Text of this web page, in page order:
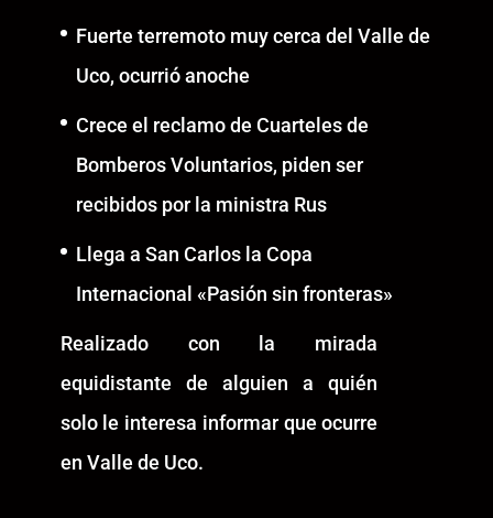
Fuerte terremoto muy cerca del Valle de
Uco, ocurrió anoche
Crece el reclamo de Cuarteles de
Bomberos Voluntarios, piden ser
recibidos por la ministra Rus
Llega a San Carlos la Copa
Internacional «Pasión sin fronteras»
Realizado con la mirada
equidistante de alguien a quién
solo le interesa informar que ocurre
en Valle de Uco.